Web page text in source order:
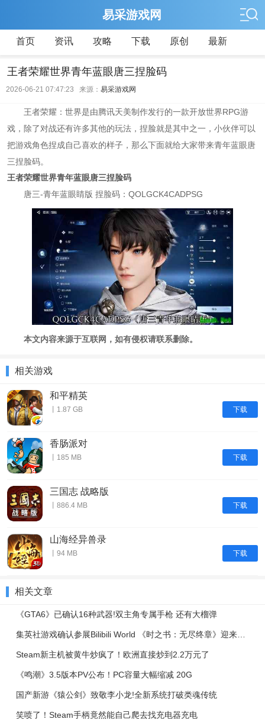
易采游戏网
首页 资讯 攻略 下载 原创 最新
王者荣耀世界青年蓝眼唐三捏脸码
2026-06-21 07:47:23 来源： 易采游戏网
王者荣耀：世界是由腾讯天美制作发行的一款开放世界RPG游
戏，除了对战还有许多其他的玩法，捏脸就是其中之一，小伙伴可以
把游戏角色捏成自己喜欢的样子，那么下面就给大家带来青年蓝眼唐
三捏脸码。
王者荣耀世界青年蓝眼唐三捏脸码
唐三-青年蓝眼睛版 捏脸码：QOLGCK4CADPSG
本文内容来源于互联网，如有侵权请联系删除。
相关游戏
下载
和平精英
丨1.87 GB
下载
香肠派对
丨185 MB
下载
三国志 战略版
丨886.4 MB
下载
山海经异兽录
丨94 MB
相关文章
《GTA6》已确认16种武器!双主角专属手枪 还有大榴弹
集英社游戏确认参展Bilibili World 《时之书：无尽终章》迎来全球首次线下试玩
Steam新主机被黄牛炒疯了！欧洲直接炒到2.2万元了
《鸣潮》3.5版本PV公布！PC容量大幅缩减 20G
国产新游《猿公剑》致敬李小龙!全新系统打破类魂传统
笑喷了！Steam手柄竟然能自己爬去找充电器充电